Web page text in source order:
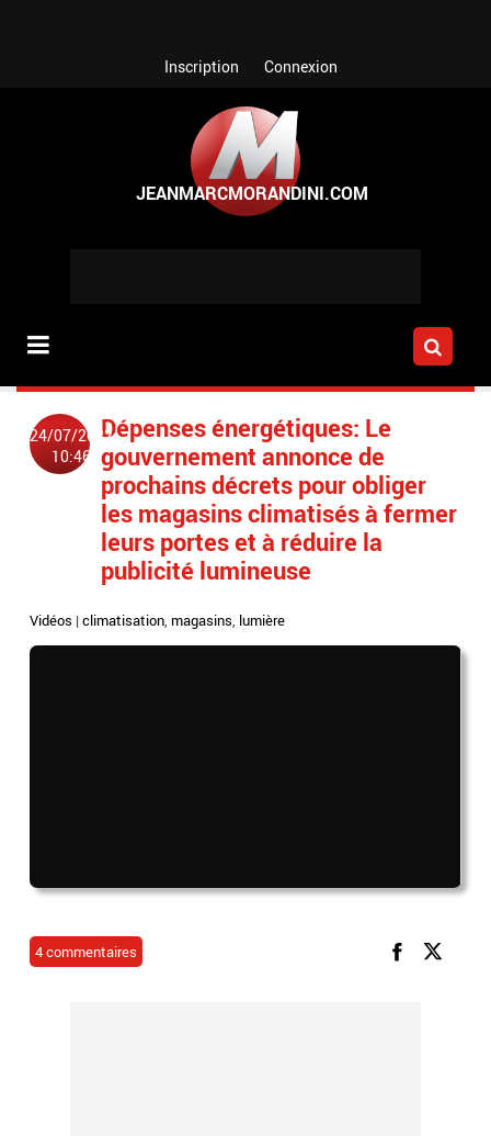
Inscription Connexion
24/07/2022
10:46
Dépenses énergétiques: Le
gouvernement annonce de
prochains décrets pour obliger
les magasins climatisés à fermer
leurs portes et à réduire la
publicité lumineuse
Vidéos |climatisation,magasins, lumière
4 commentaires